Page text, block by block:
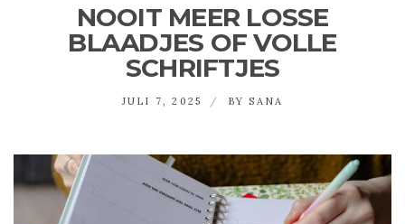
C
H
F
R
NOOIT MEER LOSSE
BLAADJES OF VOLLE
SCHRIFTJES
JULI 7, 2025 BYSANA